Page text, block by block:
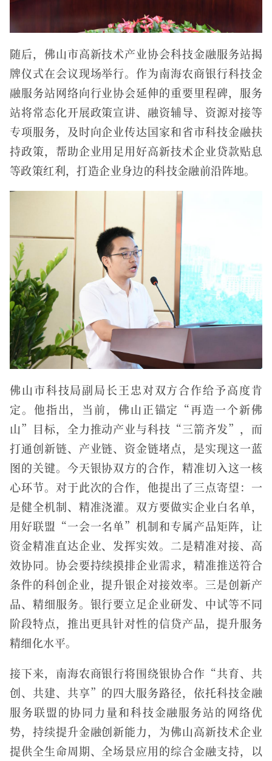
随后，佛山市高新技术产业协会科技金融服务站揭
牌仪式在会议现场举行。作为南海农商银行科技金
融服务站网络向行业协会延伸的重要里程碑，服务
站将常态化开展政策宣讲、融资辅导、资源对接等
专项服务，及时向企业传达国家和省市科技金融扶
持政策，帮助企业用足用好高新技术企业贷款贴息
等政策红利，打造企业身边的科技金融前沿阵地。
佛山市科技局副局长王忠对双方合作给予高度肯
定。他指出，当前，佛山正锚定“再造一个新佛
山”目标，全力推动产业与科技“三箭齐发”，而
打通创新链、产业链、资金链堵点，是实现这一蓝
图的关键。今天银协双方的合作，精准切入这一核
心环节。对于此次的合作，他提出了三点寄望：一
是健全机制、精准浇灌。双方要做实企业白名单，
用好联盟“一会一名单”机制和专属产品矩阵，让
资金精准直达企业、发挥实效。二是精准对接、高
效协同。协会要持续摸排企业需求，精准推送符合
条件的科创企业，提升银企对接效率。三是创新产
品、精细服务。银行要立足企业研发、中试等不同
阶段特点，推出更具针对性的信贷产品，提升服务
精细化水平。
接下来，南海农商银行将围绕银协合作“共育、共
创、共建、共享”的四大服务路径，依托科技金融
服务联盟的协同力量和科技金融服务站的网络优
势，持续提升金融创新能力，为佛山高新技术企业
提供全生命周期、全场景应用的综合金融支持，以